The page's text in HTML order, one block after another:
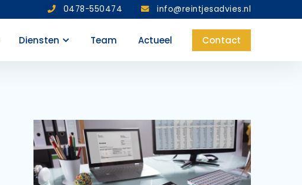
0478-550474 info@reintjesadvies.nl
Diensten Team Actueel Contact